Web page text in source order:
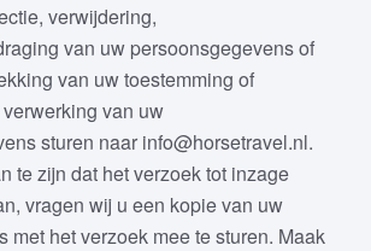
verwijdering,
van uw persoonsgegevens of
van uw toestemming of
van uw
sturen naar info@horsetravel.nl.
te zijn dat het verzoek tot inzage
vragen wij u een kopie van uw
met het verzoek mee te sturen. Maak